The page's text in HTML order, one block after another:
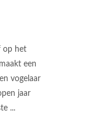
op het
een
vogelaar
jaar
...